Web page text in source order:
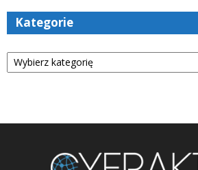
Kategorie
Kategorie